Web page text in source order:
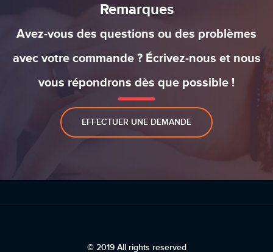
Remarques
Avez-vous des questions ou des problèmes
avec votre commande ? Écrivez-nous et nous
vous répondrons dès que possible !
EFFECTUER UNE DEMANDE
© 2019 All rights reserved